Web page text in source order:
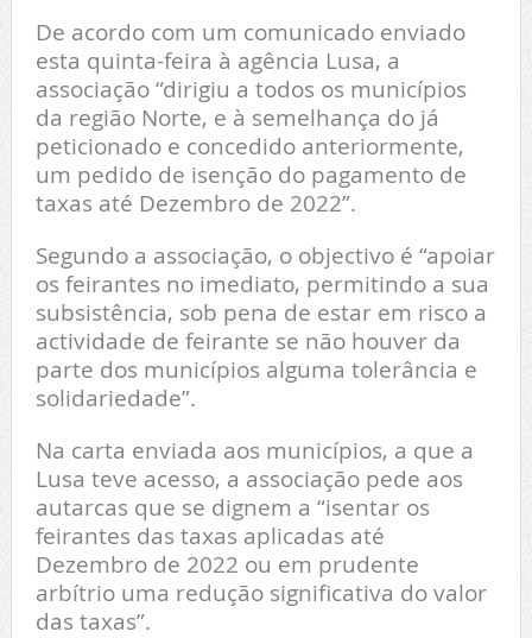
De acordo com um comunicado enviado
esta quinta-feira à agência Lusa, a
associação “dirigiu a todos os municípios
da região Norte, e à semelhança do já
peticionado e concedido anteriormente,
um pedido de isenção do pagamento de
taxas até Dezembro de 2022”.
Segundo a associação, o objectivo é “apoiar
os feirantes no imediato, permitindo a sua
subsistência, sob pena de estar em risco a
actividade de feirante se não houver da
parte dos municípios alguma tolerância e
solidariedade”.
Na carta enviada aos municípios, a que a
Lusa teve acesso, a associação pede aos
autarcas que se dignem a “isentar os
feirantes das taxas aplicadas até
Dezembro de 2022 ou em prudente
arbítrio uma redução significativa do valor
das taxas”.